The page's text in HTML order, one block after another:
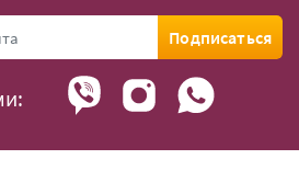
Подписаться